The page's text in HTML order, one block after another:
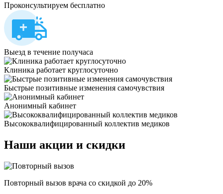
Проконсультируем бесплатно
Выезд в течение получаса
Клиника работает круглосуточно
Быстрые позитивные изменения самочувствия
Анонимный кабинет
Высококвалифицированный коллектив медиков
Наши акции и скидки
Повторный вызов врача со скидкой до 20%